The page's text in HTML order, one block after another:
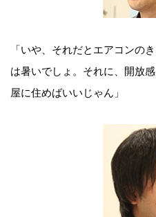
「いや、それだとエアコンの
は暑いでしょ。それに、開放
屋に住めばいいじゃん」